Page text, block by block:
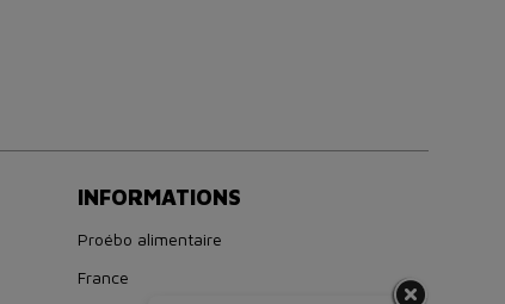
INFORMATIONS
Proébo alimentaire
France